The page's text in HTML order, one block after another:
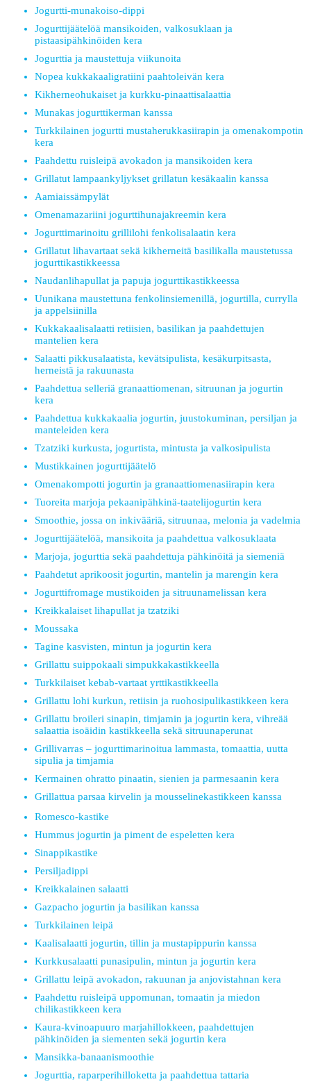
Jogurtti-munakoiso-dippi
Jogurttijäätelöä mansikoiden, valkosuklaan ja
pistaasipähkinöiden kera
Jogurttia ja maustettuja viikunoita
Nopea kukkakaaligratiini paahtoleivän kera
Kikherneohukaiset ja kurkku-pinaattisalaattia
Munakas jogurttikerman kanssa
Turkkilainen jogurtti mustaherukkasiirapin ja omenakompotin
kera
Paahdettu ruisleipä avokadon ja mansikoiden kera
Grillatut lampaankyljykset grillatun kesäkaalin kanssa
Aamiaissämpylät
Omenamazariini jogurttihunajakreemin kera
Jogurttimarinoitu grillilohi fenkolisalaatin kera
Grillatut lihavartaat sekä kikherneitä basilikalla maustetussa
jogurttikastikkeessa
Naudanlihapullat ja papuja jogurttikastikkeessa
Uunikana maustettuna fenkolinsiemenillä, jogurtilla, currylla
ja appelsiinilla
Kukkakaalisalaatti retiisien, basilikan ja paahdettujen
mantelien kera
Salaatti pikkusalaatista, kevätsipulista, kesäkurpitsasta,
herneistä ja rakuunasta
Paahdettua selleriä granaattiomenan, sitruunan ja jogurtin
kera
Paahdettua kukkakaalia jogurtin, juustokuminan, persiljan ja
manteleiden kera
Tzatziki kurkusta, jogurtista, mintusta ja valkosipulista
Mustikkainen jogurttijäätelö
Omenakompotti jogurtin ja granaattiomenasiirapin kera
Tuoreita marjoja pekaanipähkinä-taatelijogurtin kera
Smoothie, jossa on inkivääriä, sitruunaa, melonia ja vadelmia
Jogurttijäätelöä, mansikoita ja paahdettua valkosuklaata
Marjoja, jogurttia sekä paahdettuja pähkinöitä ja siemeniä
Paahdetut aprikoosit jogurtin, mantelin ja marengin kera
Jogurttifromage mustikoiden ja sitruunamelissan kera
Kreikkalaiset lihapullat ja tzatziki
Moussaka
Tagine kasvisten, mintun ja jogurtin kera
Grillattu suippokaali simpukkakastikkeella
Turkkilaiset kebab-vartaat yrttikastikkeella
Grillattu lohi kurkun, retiisin ja ruohosipulikastikkeen kera
Grillattu broileri sinapin, timjamin ja jogurtin kera, vihreää
salaattia isoäidin kastikkeella sekä sitruunaperunat
Grillivarras – jogurttimarinoitua lammasta, tomaattia, uutta
sipulia ja timjamia
Kermainen ohratto pinaatin, sienien ja parmesaanin kera
Grillattua parsaa kirvelin ja mousselinekastikkeen kanssa
Romesco-kastike
Hummus jogurtin ja piment de espeletten kera
Sinappikastike
Persiljadippi
Kreikkalainen salaatti
Gazpacho jogurtin ja basilikan kanssa
Turkkilainen leipä
Kaalisalaatti jogurtin, tillin ja mustapippurin kanssa
Kurkkusalaatti punasipulin, mintun ja jogurtin kera
Grillattu leipä avokadon, rakuunan ja anjovistahnan kera
Paahdettu ruisleipä uppomunan, tomaatin ja miedon
chilikastikkeen kera
Kaura-kvinoapuuro marjahillokkeen, paahdettujen
pähkinöiden ja siementen sekä jogurtin kera
Mansikka-banaanismoothie
Jogurttia, raparperihilloketta ja paahdettua tattaria